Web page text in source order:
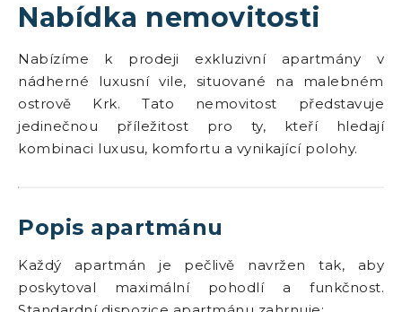
Nabídka nemovitosti
Nabízíme k prodeji exkluzivní apartmány v
nádherné luxusní vile, situované na malebném
ostrově Krk. Tato nemovitost představuje
jedinečnou příležitost pro ty, kteří hledají
kombinaci luxusu, komfortu a vynikající polohy.
Popis apartmánu
Každý apartmán je pečlivě navržen tak, aby
poskytoval maximální pohodlí a funkčnost.